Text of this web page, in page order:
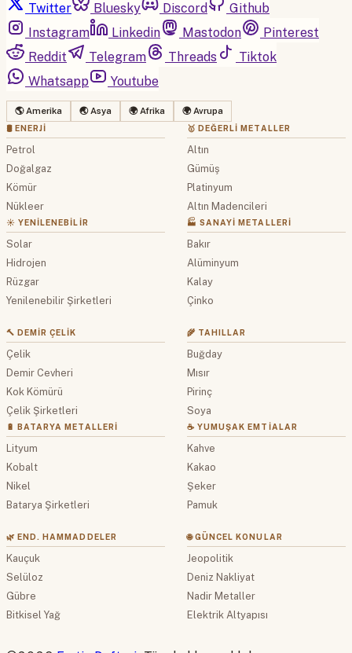
Twitter Bluesky Discord
Github
Instagram
Linkedin Mastodon
Pinterest
Reddit
Telegram Threads
Tiktok
Whatsapp
Youtube
🌎 Amerika 🌏 Asya 🌍 Afrika 🌍 Avrupa
🛢 ENERJI
Petrol
Doğalgaz
Kömür
Nükleer
☀️ YENILENEBILIR
Solar
Hidrojen
Rüzgar
Yenilenebilir Şirketleri
🥇 DEĞERLI METALLER
Altın
Gümüş
Platinyum
Altın Madencileri
🏭 SANAYI METALLERI
Bakır
Alüminyum
Kalay
Çinko
🔨 DEMIR ÇELIK
Çelik
Demir Cevheri
Kok Kömürü
Çelik Şirketleri
🔋 BATARYA METALLERI
Lityum
Kobalt
Nikel
Batarya Şirketleri
🌾 TAHILLAR
Buğday
Mısır
Pirinç
Soya
☕ YUMUŞAK EMTIALAR
Kahve
Kakao
Şeker
Pamuk
🌿 END. HAMMADDELER
Kauçuk
Selüloz
Gübre
Bitkisel Yağ
🌐 GÜNCEL KONULAR
Jeopolitik
Deniz Nakliyat
Nadir Metaller
Elektrik Altyapısı